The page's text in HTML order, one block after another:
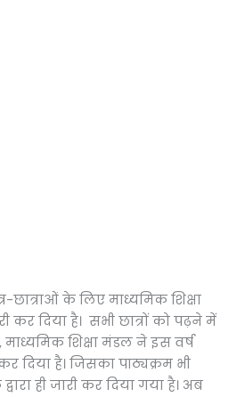
छात्राओं के लिए माध्यमिक शिक्षा
कर दिया है। सभी छात्रों को पढ़ने में
शिक्षा मंडल ने इस वर्ष
दिया है। जिसका पाठ्यक्रम भी
ही जारी कर दिया गया है। अब